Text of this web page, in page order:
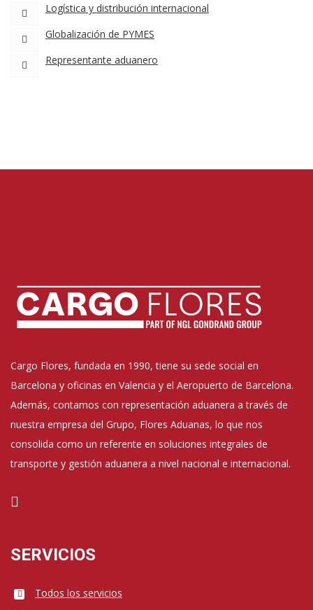
Logística y distribución internacional
Globalización de PYMES
Representante aduanero
Cargo Flores, fundada en 1990, tiene su sede social en
Barcelona y oficinas en Valencia y el Aeropuerto de Barcelona.
Además, contamos con representación aduanera a través de
nuestra empresa del Grupo, Flores Aduanas, lo que nos
consolida como un referente en soluciones integrales de
transporte y gestión aduanera a nivel nacional e internacional.
SERVICIOS
Todos los servicios